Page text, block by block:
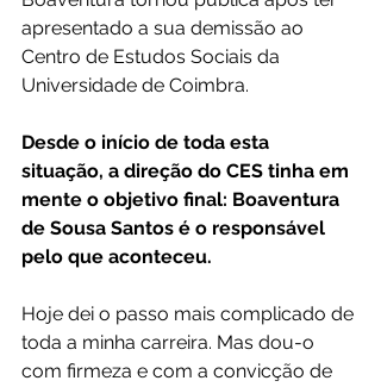
apresentado a sua demissão ao
Centro de Estudos Sociais da
Universidade de Coimbra.
Desde o início de toda esta
situação, a direção do CES tinha em
mente o objetivo final: Boaventura
de Sousa Santos é o responsável
pelo que aconteceu.
Hoje dei o passo mais complicado de
toda a minha carreira. Mas dou-o
com firmeza e com a convicção de